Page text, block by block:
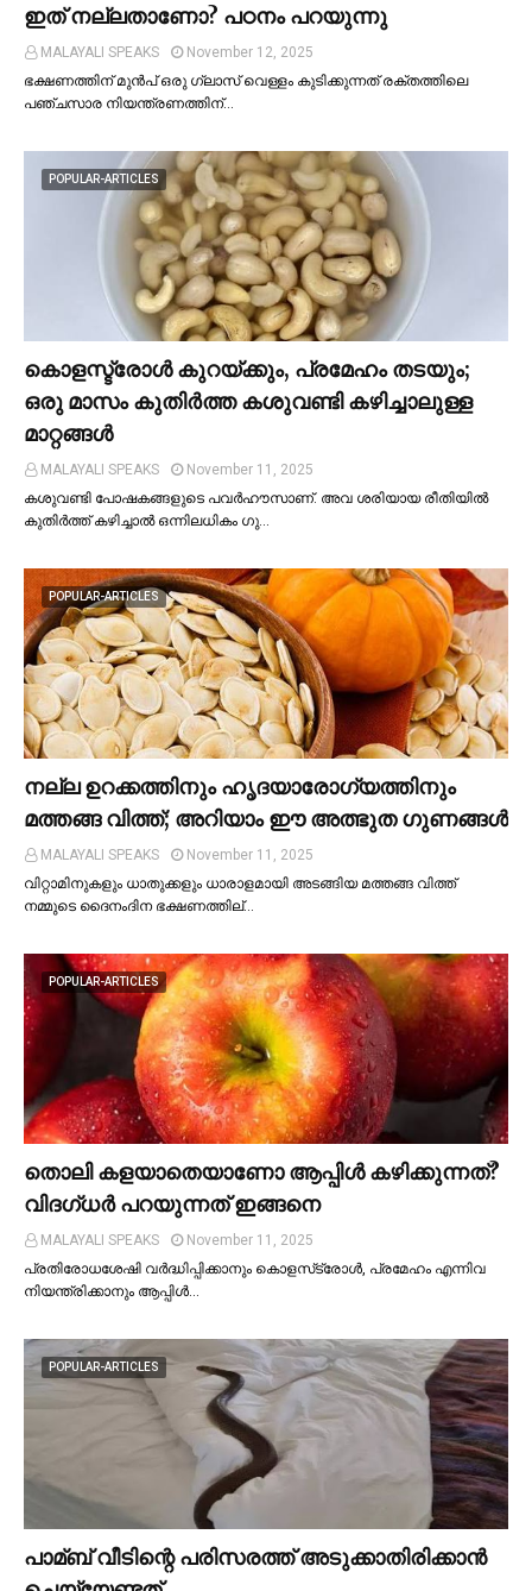
ഇത് നല്ലതാണോ? പഠനം പറയുന്നു
MALAYALI SPEAKS
November 12, 2025
ഭക്ഷണത്തിന് മുന്‍പ് ഒരു ഗ്ലാസ് വെള്ളം കുടിക്കുന്നത് രക്തത്തിലെ
പഞ്ചസാര നിയന്ത്രണത്തിന്…
POPULAR-ARTICLES
കൊളസ്ട്രോള്‍ കുറയ്ക്കും, പ്രമേഹം തടയും;
ഒരു മാസം കുതിര്‍ത്ത കശുവണ്ടി കഴിച്ചാലുള്ള
മാറ്റങ്ങള്‍
MALAYALI SPEAKS
November 11, 2025
കശുവണ്ടി പോഷകങ്ങളുടെ പവർഹൗസാണ്. അവ ശരിയായ രീതിയില്‍
കുതിർത്ത് കഴിച്ചാല്‍ ഒന്നിലധികം ഗു…
POPULAR-ARTICLES
നല്ല ഉറക്കത്തിനും ഹൃദയാരോഗ്യത്തിനും
മത്തങ്ങ വിത്ത്; അറിയാം ഈ അത്ഭുത ഗുണങ്ങള്‍
MALAYALI SPEAKS
November 11, 2025
വിറ്റാമിനുകളും ധാതുക്കളും ധാരാളമായി അടങ്ങിയ മത്തങ്ങ വിത്ത്
നമ്മുടെ ദൈനംദിന ഭക്ഷണത്തില്…
POPULAR-ARTICLES
തൊലി കളയാതെയാണോ ആപ്പിള്‍ കഴിക്കുന്നത്?
വിദഗ്ധര്‍ പറയുന്നത് ഇങ്ങനെ
MALAYALI SPEAKS
November 11, 2025
പ്രതിരോധശേഷി വർദ്ധിപ്പിക്കാനും കൊളസ്‌ട്രോള്‍, പ്രമേഹം എന്നിവ
നിയന്ത്രിക്കാനും ആപ്പിള്‍…
POPULAR-ARTICLES
പാമ്ബ് വീടിന്റെ പരിസരത്ത് അടുക്കാതിരിക്കാൻ